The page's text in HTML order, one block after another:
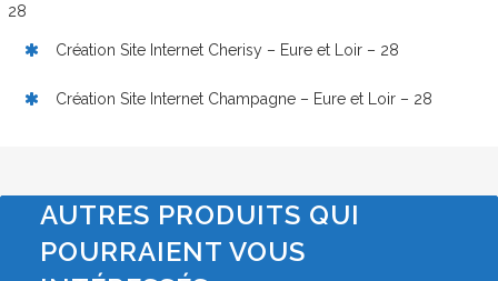
28
Création Site Internet Cherisy – Eure et Loir – 28
Création Site Internet Champagne – Eure et Loir – 28
AUTRES PRODUITS QUI
POURRAIENT VOUS